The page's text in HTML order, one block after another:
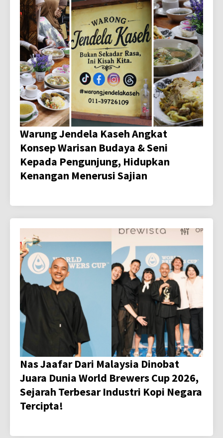
Warung Jendela Kaseh Angkat
Konsep Warisan Budaya & Seni
Kepada Pengunjung, Hidupkan
Kenangan Menerusi Sajian
Nas Jaafar Dari Malaysia Dinobat
Juara Dunia World Brewers Cup 2026,
Sejarah Terbesar Industri Kopi Negara
Tercipta!